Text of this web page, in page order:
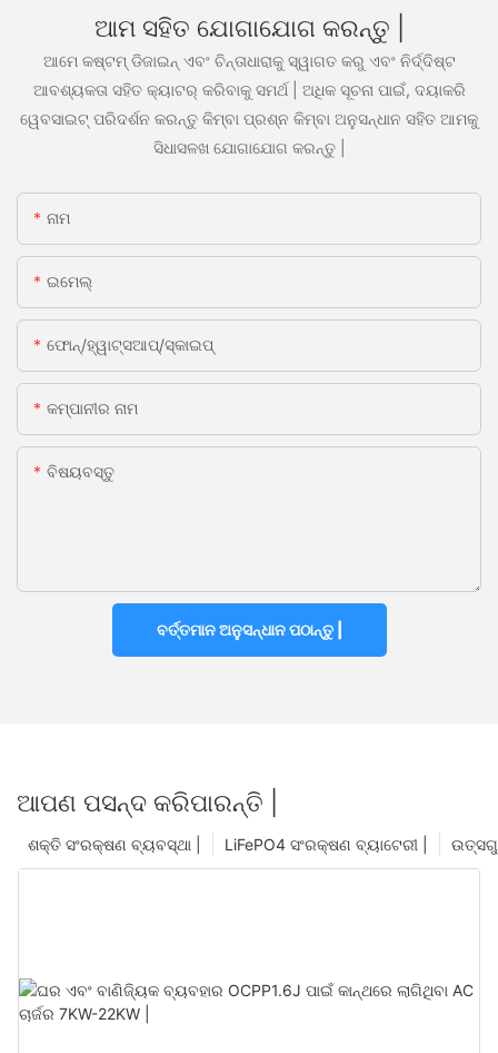
ଆମ ସହିତ ଯୋଗାଯୋଗ କରନ୍ତୁ |
ଆମେ କଷ୍ଟମ୍ ଡିଜାଇନ୍ ଏବଂ ଚିନ୍ତାଧାରାକୁ ସ୍ୱାଗତ କରୁ ଏବଂ ନିର୍ଦ୍ଦିଷ୍ଟ
ଆବଶ୍ୟକତା ସହିତ କ୍ୟାଟର୍ କରିବାକୁ ସମର୍ଥ | ଅଧିକ ସୂଚନା ପାଇଁ, ଦୟାକରି
ୱେବସାଇଟ୍ ପରିଦର୍ଶନ କରନ୍ତୁ କିମ୍ବା ପ୍ରଶ୍ନ କିମ୍ବା ଅନୁସନ୍ଧାନ ସହିତ ଆମକୁ
ସିଧାସଳଖ ଯୋଗାଯୋଗ କରନ୍ତୁ |
ନାମ
ଇମେଲ୍
ଫୋନ୍/ହ୍ୱାଟ୍ସଆପ୍/ସ୍କାଇପ୍
କମ୍ପାନୀର ନାମ
ବିଷୟବସ୍ତୁ
ବର୍ତ୍ତମାନ ଅନୁସନ୍ଧାନ ପଠାନ୍ତୁ |
ଆପଣ ପସନ୍ଦ କରିପାରନ୍ତି |
LiFePO4 ସଂରକ୍ଷଣ ବ୍ୟାଟେରୀ |
ଶକ୍ତି ସଂରକ୍ଷଣ ବ୍ୟବସ୍ଥା |